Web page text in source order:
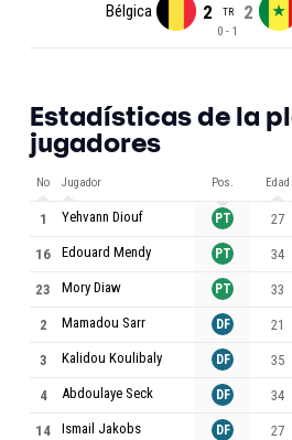
Bélgica
3 2 2 TR 2
0 - 1
Estadísticas de la
jugadores
No Jugador
1 Yehvann Diouf
16 Edouard Mendy
23 Mory Diaw
2 Mamadou Sarr
3 Kalidou Koulibaly
4 Abdoulaye Seck
14 Ismail Jakobs
Pos. Edad
PT 27
PT 34
PT 33
DF 21
DF 35
DF 34
DF 27